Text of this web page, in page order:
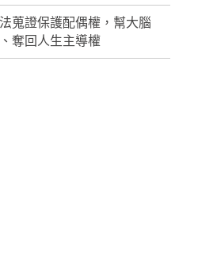
蒐證保護配偶權，幫大腦
奪回人生主導權